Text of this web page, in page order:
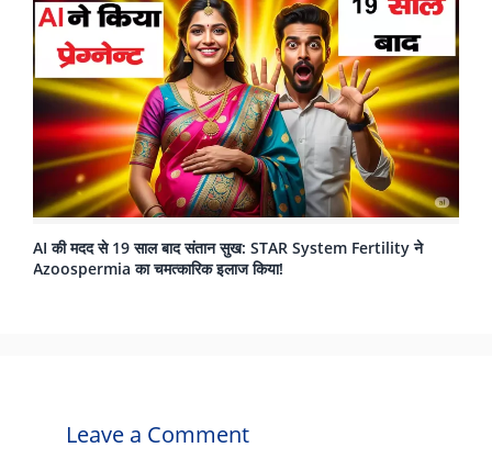
AI की मदद से 19 साल बाद संतान सुख: STAR System Fertility ने
Azoospermia का चमत्कारिक इलाज किया!
Leave a Comment